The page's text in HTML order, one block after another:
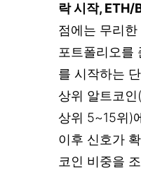
락 시작, ETH/
점에는 무리
포트폴리오를
를 시작하는
상위 알트코
상위 5~15위)
이후 신호가
코인 비중을